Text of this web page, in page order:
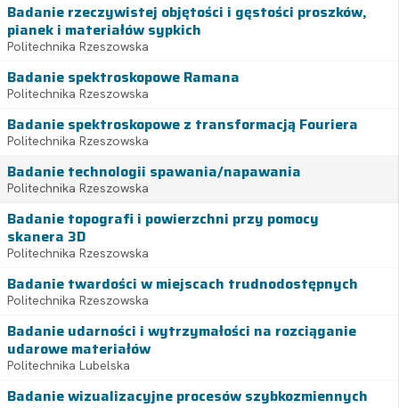
Badanie rzeczywistej objętości i gęstości proszków,
pianek i materiałów sypkich
Politechnika Rzeszowska
Badanie spektroskopowe Ramana
Politechnika Rzeszowska
Badanie spektroskopowe z transformacją Fouriera
Politechnika Rzeszowska
Badanie technologii spawania/napawania
Politechnika Rzeszowska
Badanie topografi i powierzchni przy pomocy
skanera 3D
Politechnika Rzeszowska
Badanie twardości w miejscach trudnodostępnych
Politechnika Rzeszowska
Badanie udarności i wytrzymałości na rozciąganie
udarowe materiałów
Politechnika Lubelska
Badanie wizualizacyjne procesów szybkozmiennych